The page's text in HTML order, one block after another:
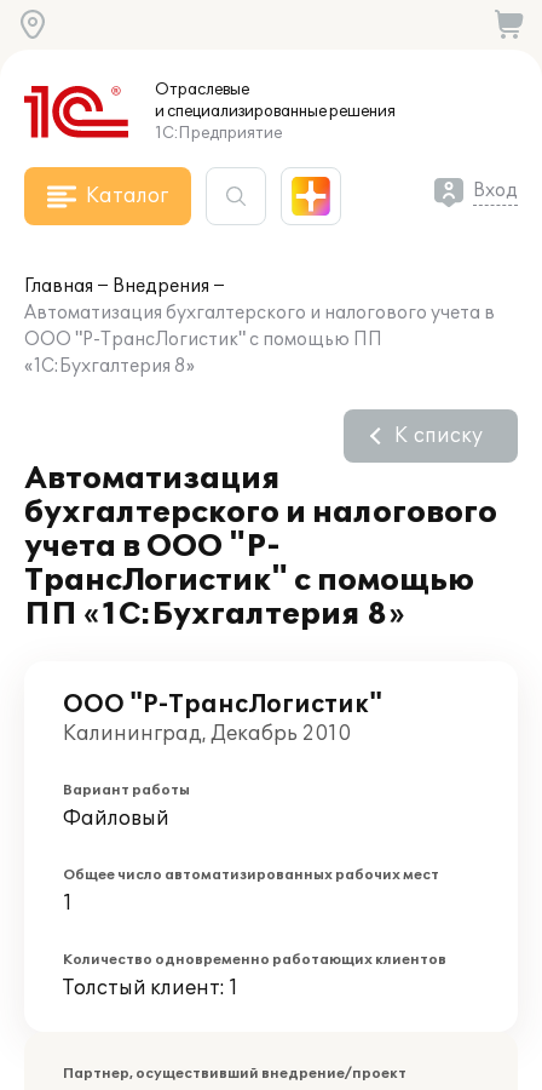
Отраслевые
и специализированныерешения
1С:Предприятие
Каталог Вход
Главная
Внедрения
Автоматизация бухгалтерского и налогового учета в
ООО "Р-ТрансЛогистик" с помощью ПП
«1С:Бухгалтерия 8»
Автоматизация
бухгалтерского и налогового
учета в ООО "Р-
ТрансЛогистик" с помощью
ПП «1С:Бухгалтерия 8»
К списку
ООО "Р-ТрансЛогистик"
Калининград, Декабрь 2010
Вариант работы
Файловый
Общее число автоматизированных рабочих мест
1
Количество одновременно работающих клиентов
Толстый клиент: 1
Партнер, осуществивший внедрение/проект